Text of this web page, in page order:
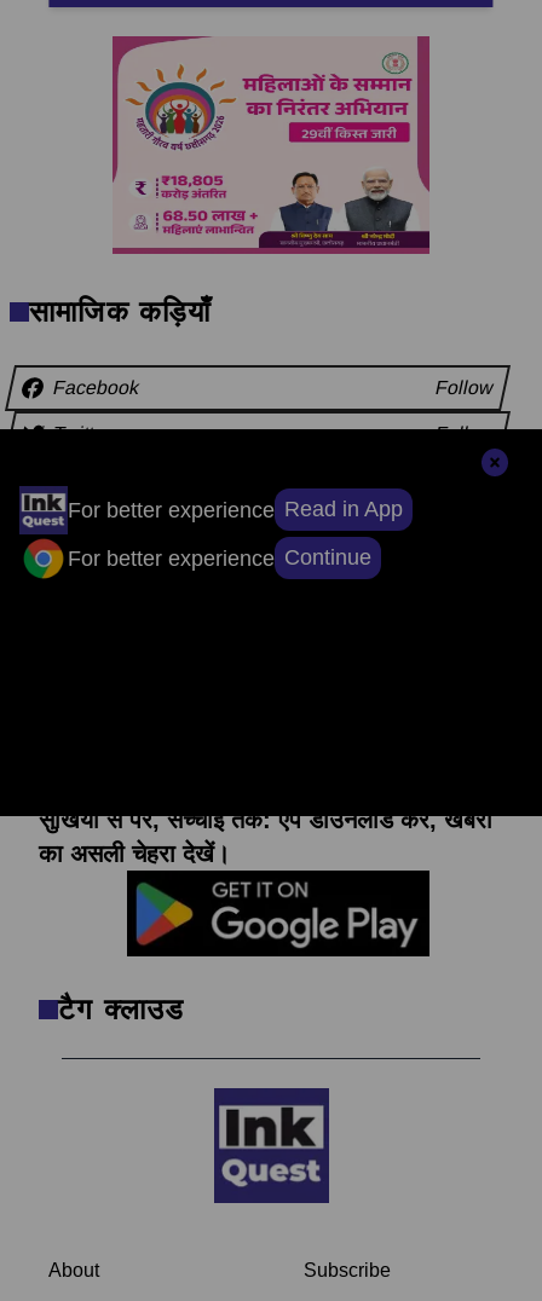
For better experience Read in App
For better experience Continue
सामाजिक कड़ियाँ
Facebook Follow
Twitter Follow
Follow
अन्य समाचार
सुर्खियों से परे, सच्चाई तक: ऐप डाउनलोड करें, खबरों
का असली चेहरा देखें।
टैग क्लाउड
About Subscribe